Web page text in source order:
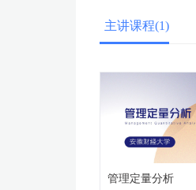
主讲课程(1)
管理定量分析